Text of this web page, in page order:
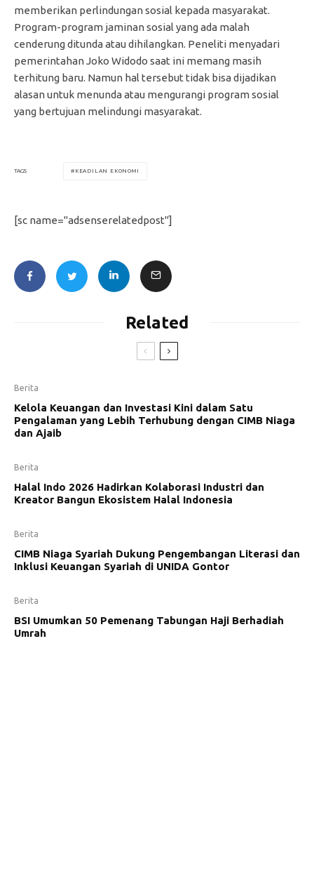
memberikan perlindungan sosial kepada masyarakat.
Program-program jaminan sosial yang ada malah
cenderung ditunda atau dihilangkan. Peneliti menyadari
pemerintahan Joko Widodo saat ini memang masih
terhitung baru. Namun hal tersebut tidak bisa dijadikan
alasan untuk menunda atau mengurangi program sosial
yang bertujuan melindungi masyarakat.
TAGS KEADILAN EKONOMI
[sc name="adsenserelatedpost"]
Related
Berita
Kelola Keuangan dan Investasi Kini dalam Satu
Pengalaman yang Lebih Terhubung dengan CIMB Niaga
dan Ajaib
Berita
Halal Indo 2026 Hadirkan Kolaborasi Industri dan
Kreator Bangun Ekosistem Halal Indonesia
Berita
CIMB Niaga Syariah Dukung Pengembangan Literasi dan
Inklusi Keuangan Syariah di UNIDA Gontor
Berita
BSI Umumkan 50 Pemenang Tabungan Haji Berhadiah
Umrah